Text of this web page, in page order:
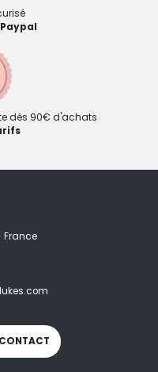
dès 90€ d'achats
France
CONTACT